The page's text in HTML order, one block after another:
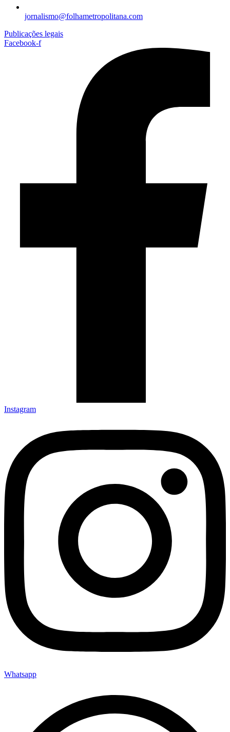
jornalismo@folhametropolitana.com
Publicações legais
Facebook-f
Instagram
Whatsapp